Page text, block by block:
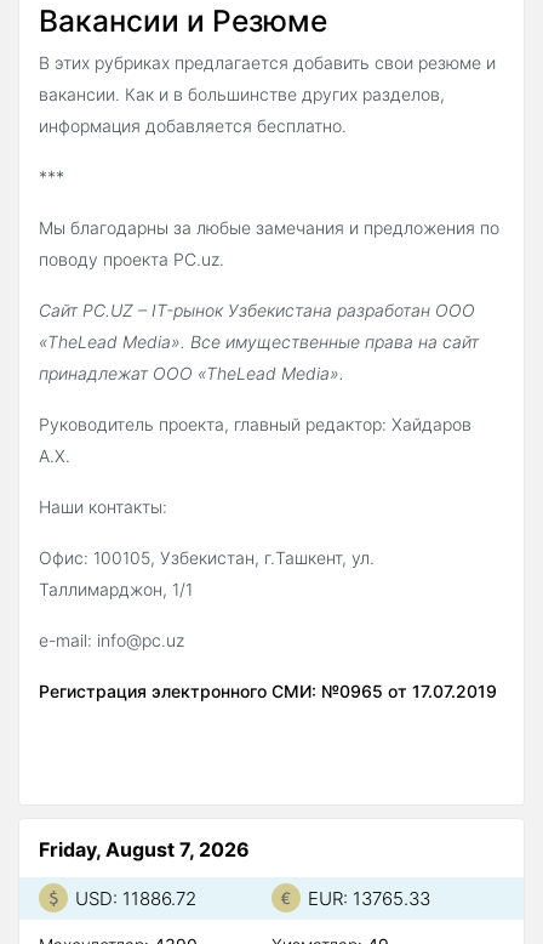
Вакансии и Резюме
В этих рубриках предлагается добавить свои резюме и
вакансии. Как и в большинстве других разделов,
информация добавляется бесплатно.
***
Мы благодарны за любые замечания и предложения по
поводу проекта PC.uz.
Сайт PC.UZ – IT-рынок Узбекистана разработан ООО
«TheLead Media». Все имущественные права на сайт
принадлежат ООО «TheLead Media».
Руководитель проекта, главный редактор: Хайдаров
А.Х.
Наши контакты:
Офис: 100105, Узбекистан, г.Ташкент, ул.
Таллимарджон, 1/1
e-mail: info@pc.uz
Регистрация электронного СМИ: №0965 от 17.07.2019
Friday, August 7, 2026
USD: 11886.72 EUR: 13765.33